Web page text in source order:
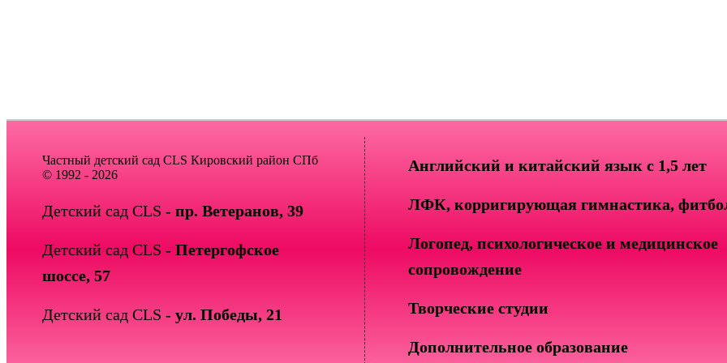
Частный детский сад CLS Кировский район СПб
© 1992 - 2026
Детский сад CLS - пр. Ветеранов, 39
Детский сад CLS - Петергофское
шоссе, 57
Детский сад CLS - ул. Победы, 21
Английский и китайский язык с 1,5 лет
ЛФК, корригирующая гимнастика,
Логопед, психологическое и медицинское
сопровождение
Творческие студии
Дополнительное образование